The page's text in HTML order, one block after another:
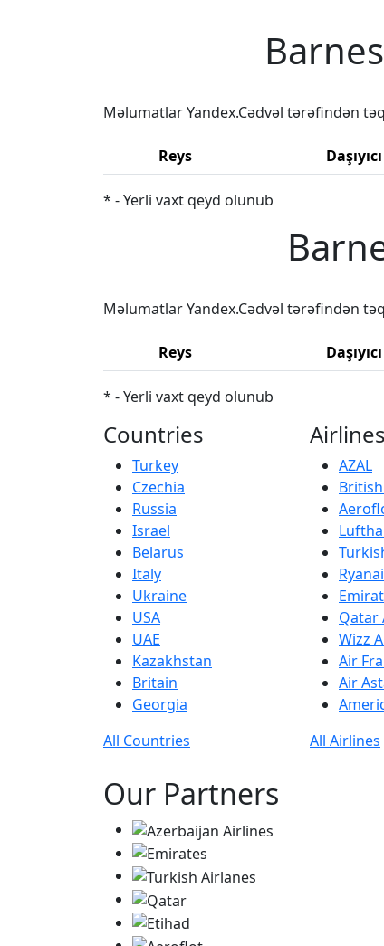
Məlumatlar Yandex.Cədvəl tərəfindən
Reys Daşıyıcı
* - Yerli vaxt qeyd olunub
Məlumatlar Yandex.Cədvəl tərəfindən
Reys Daşıyıcı
* - Yerli vaxt qeyd olunub
Countries
Turkey
Czechia
Russia
Israel
Belarus
Italy
Ukraine
USA
UAE
Kazakhstan
Britain
Georgia
All Countries
Airlines
AZAL
Qatar
Wizz
Air
Air
All Airlines
Our Partners